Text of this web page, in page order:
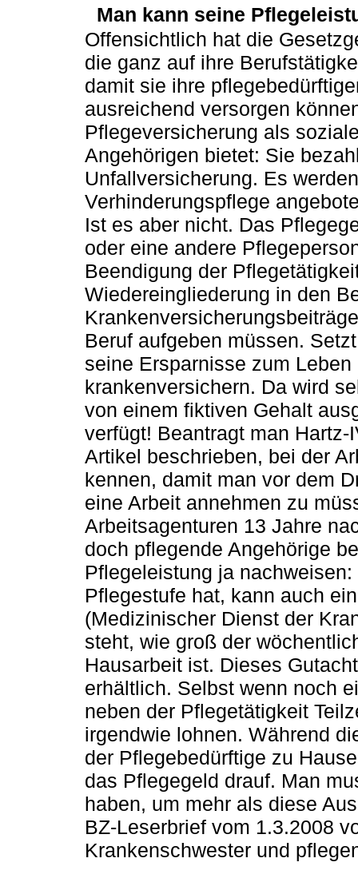
Man kann seine
Offensichtlich hat die
die ganz auf ihre
damit sie ihre
ausreichend versorgen
Pflegeversicherung als
Angehörigen bietet: Sie
Unfallversicherung. Es
Verhinderungspflege
Ist es aber nicht. Das
oder eine andere
Beendigung der
Wiedereingliederung in den
Beruf aufgeben müssen.
seine Ersparnisse zum
krankenversichern. Da wird
von einem fiktiven Gehalt
verfügt! Beantragt man
Artikel beschrieben, bei der
kennen, damit man vor dem
eine Arbeit annehmen zu
Arbeitsagenturen 13 Jahre
doch pflegende Angehörige
Pflegeleistung ja
Pflegestufe hat, kann auch
(Medizinischer Dienst der
steht, wie groß der
Hausarbeit ist. Dieses
erhältlich. Selbst wenn noch
neben der Pflegetätigkeit
irgendwie lohnen. Während
der Pflegebedürftige zu
das Pflegegeld drauf. Man
haben, um mehr als diese
BZ-Leserbrief vom 1.3.2008
Krankenschwester und